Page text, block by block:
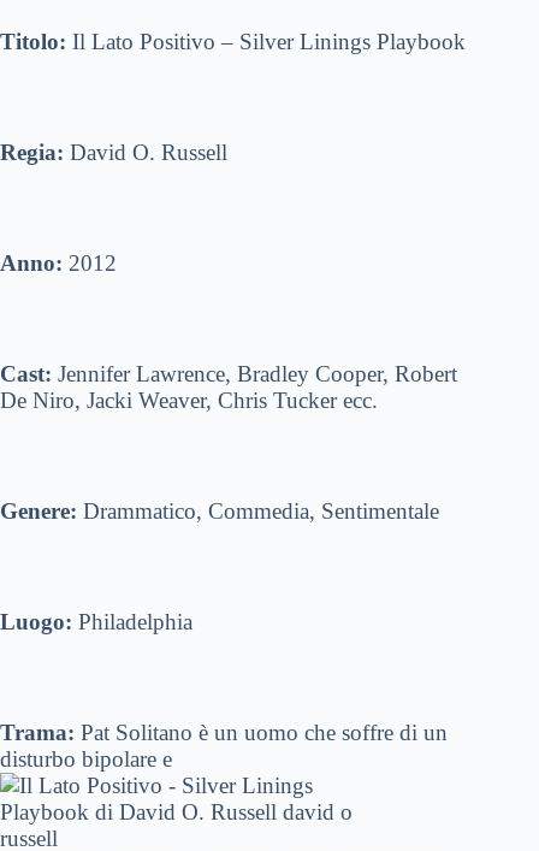
Titolo: Il Lato Positivo – Silver Linings Playbook
Regia: David O. Russell
Anno: 2012
Cast: Jennifer Lawrence, Bradley Cooper, Robert
De Niro, Jacki Weaver, Chris Tucker ecc.
Genere: Drammatico, Commedia, Sentimentale
Luogo: Philadelphia
Trama: Pat Solitano è un uomo che soffre di un
disturbo bipolare e